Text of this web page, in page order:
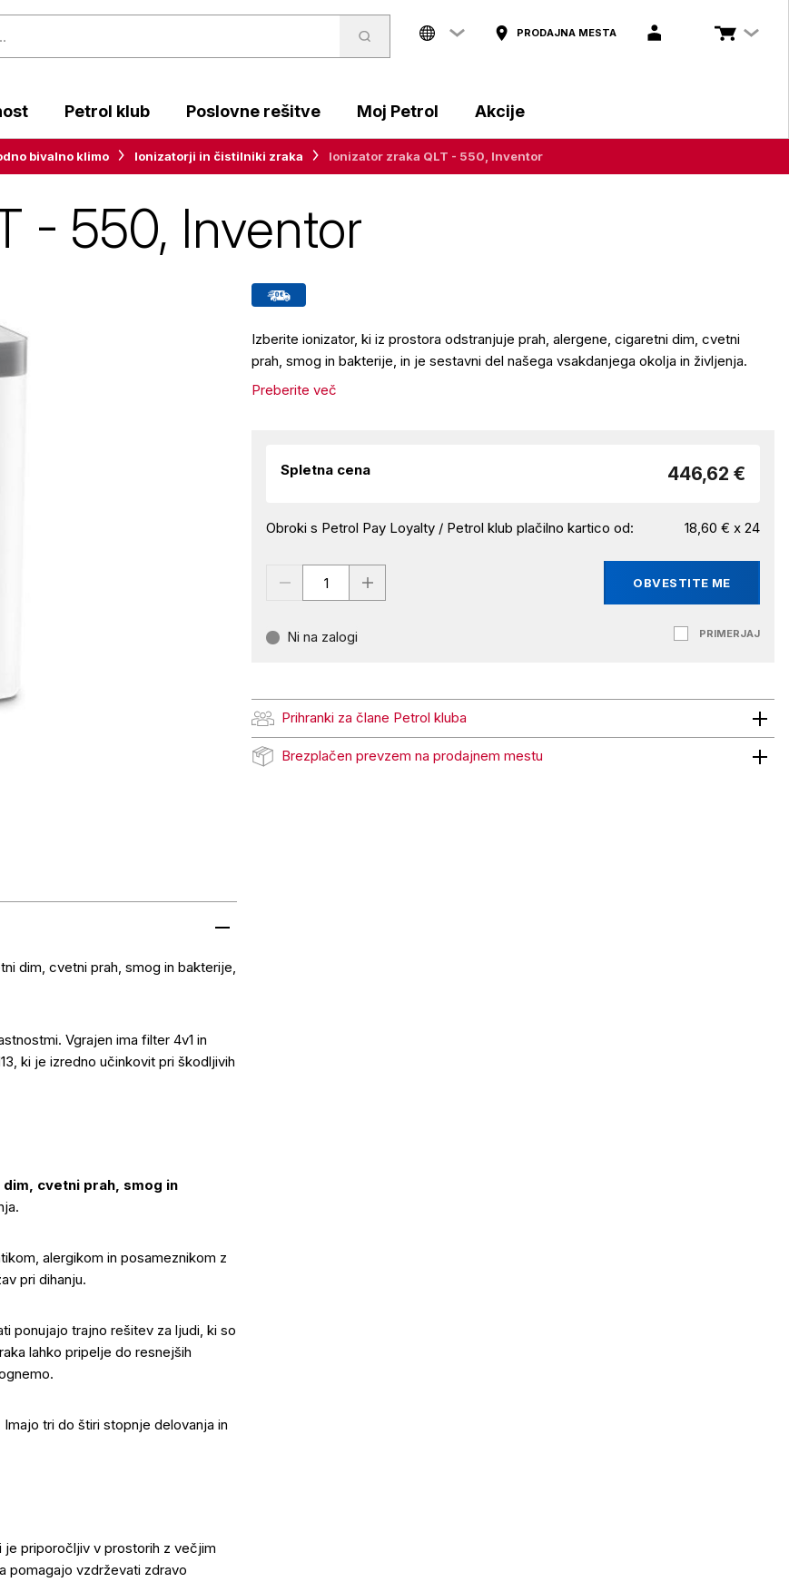
PRODAJNA MESTA
Petrol klub Poslovne rešitve Moj Petrol Akcije
bivalno klimo Ionizatorji in čistilniki zraka Ionizator zraka QLT - 550, Inventor
- 550, Inventor
Izberite ionizator, ki iz prostora odstranjuje prah, alergene, cigaretni dim, cvetni
prah, smog in bakterije, in je sestavni del našega vsakdanjega okolja in življenja.
Preberite več
Spletna cena 446,62 €
Obroki s Petrol Pay Loyalty / Petrol klub plačilno kartico od: 18,60 € x 24
OBVESTITE ME
Ni na zalogi PRIMERJAJ
Prihranki za člane Petrol kluba
Prihranki za člane Petrol kluba
Brezplačen prevzem na prodajnem mestu
Brezplačen prevzem na prodajnem mestu
dim, cvetni prah, smog in bakterije,
Vgrajen ima filter 4v1 in
ki je izredno učinkovit pri škodljivih
cvetni prah, smog in
alergikom in posameznikom z
pri dihanju.
ponujajo trajno rešitev za ljudi, ki so
lahko pripelje do resnejših
tri do štiri stopnje delovanja in
je priporočljiv v prostorih z večjim
pomagajo vzdrževati zdravo